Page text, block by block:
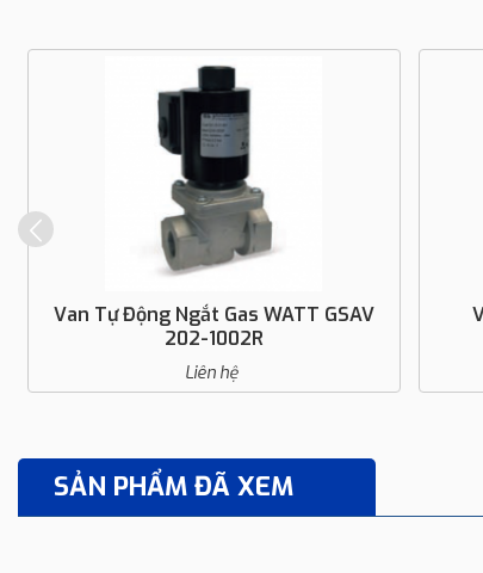
Van Tự Động Ngắt Gas WATT
MSVM/6B
Liên hệ
SẢN PHẨM ĐÃ XEM